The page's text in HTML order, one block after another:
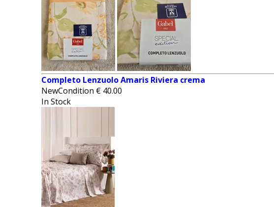
Completo Lenzuolo Amaris Riviera crema
NewCondition € 40.00
In Stock